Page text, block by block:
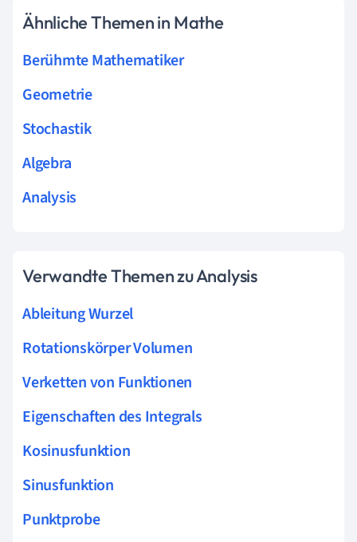
Ähnliche Themen in Mathe
Berühmte Mathematiker
Geometrie
Stochastik
Algebra
Analysis
Verwandte Themen zu Analysis
Ableitung Wurzel
Rotationskörper Volumen
Verketten von Funktionen
Eigenschaften des Integrals
Kosinusfunktion
Sinusfunktion
Punktprobe